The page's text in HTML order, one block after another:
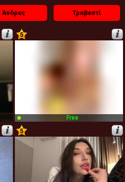
Άνδρες Τραβεστί
5
Free
5
4